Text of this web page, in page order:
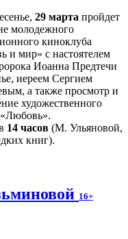
29 марта пройдет
молодежного
киноклуба
и мир» с настоятелем
Иоанна Предтечи
иереем Сергием
а также просмотр и
художественного
14 часов (М. Ульяновой,
книг).
16+